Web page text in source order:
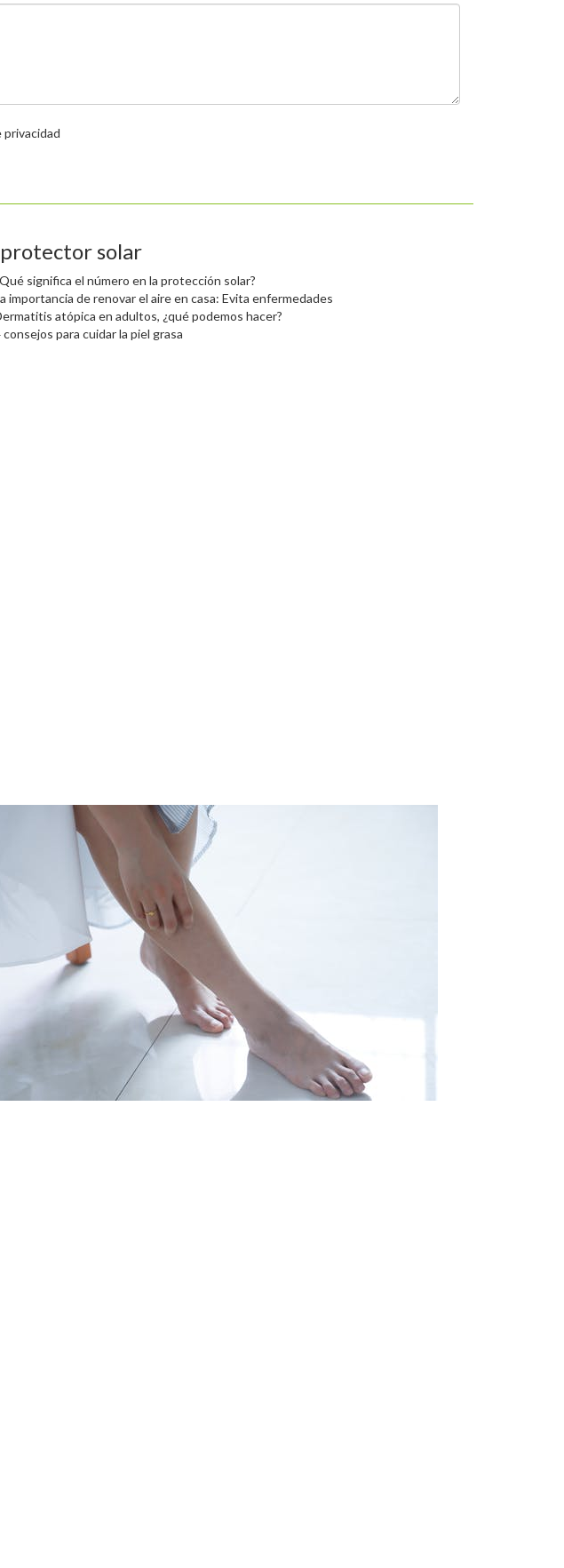
privacidad
solar
significa el número en la protección solar?
importancia de renovar el aire en casa: Evita enfermedades
atópica en adultos, ¿qué podemos hacer?
consejos para cuidar la piel grasa